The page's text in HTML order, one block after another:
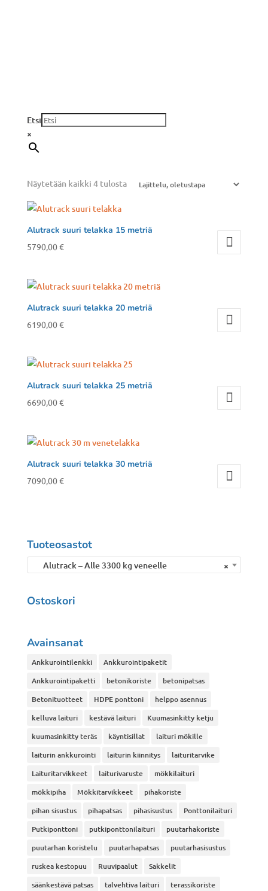
Etsi
×
Näytetään kaikki 4 tulosta
Alutrack suuri telakka 15 metriä
5790,00€
Alutrack suuri telakka 20 metriä
6190,00€
Alutrack suuri telakka 25 metriä
6690,00€
Alutrack suuri telakka 30 metriä
7090,00€
Tuoteosastot
×
Alutrack – Alle 3300 kg veneelle
Ostoskori
Avainsanat
Ankkurointilenkki
Ankkurointipaketit
Ankkurointipaketti
betonikoriste
betonipatsas
Betonituotteet
HDPE ponttoni
helppo asennus
kelluva laituri
kestävä laituri
Kuumasinkitty ketju
kuumasinkitty teräs
käyntisillat
laituri mökille
laiturin ankkurointi
laiturin kiinnitys
laituritarvike
Laituritarvikkeet
laiturivaruste
mökkilaituri
mökkipiha
Mökkitarvikkeet
pihakoriste
pihan sisustus
pihapatsas pihasisustus
Ponttonilaituri
Putkiponttoni
putkiponttonilaituri
puutarhakoriste
puutarhan koristelu
puutarhapatsas
puutarhasisustus
ruskea kestopuu
Ruuvipaalut
Sakkelit
säänkestävä patsas
talvehtiva laituri terassikoriste